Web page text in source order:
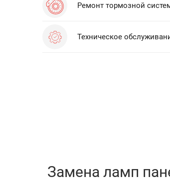
Ремонт тормозной
Техническое
Замена ламп